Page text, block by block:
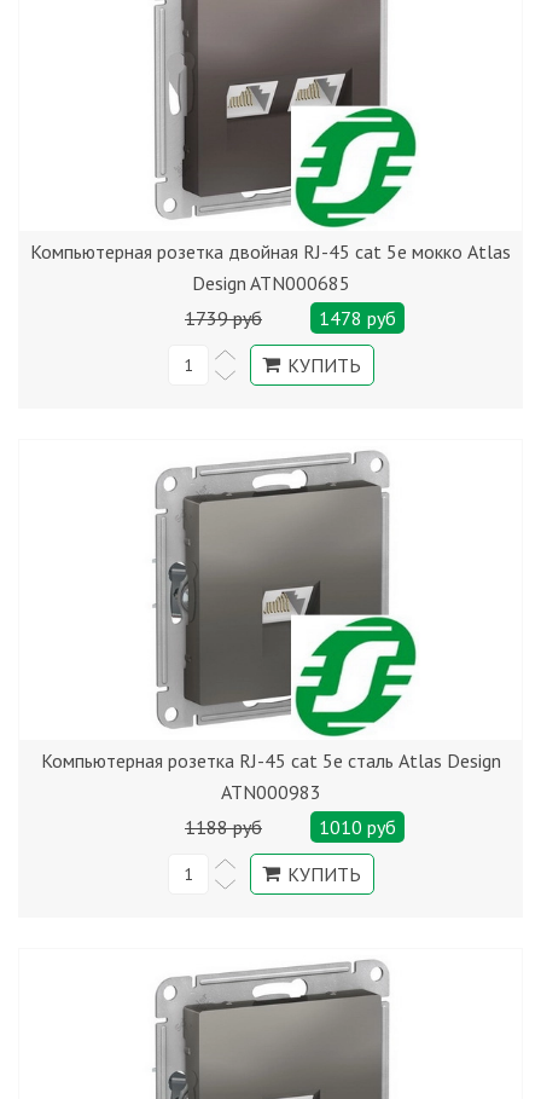
Компьютерная розетка двойная RJ-45 cat 5е мокко Atlas
Design ATN000685
1739 руб
1478 руб
Компьютерная розетка RJ-45 cat 5е сталь Atlas Design
ATN000983
1188 руб
1010 руб